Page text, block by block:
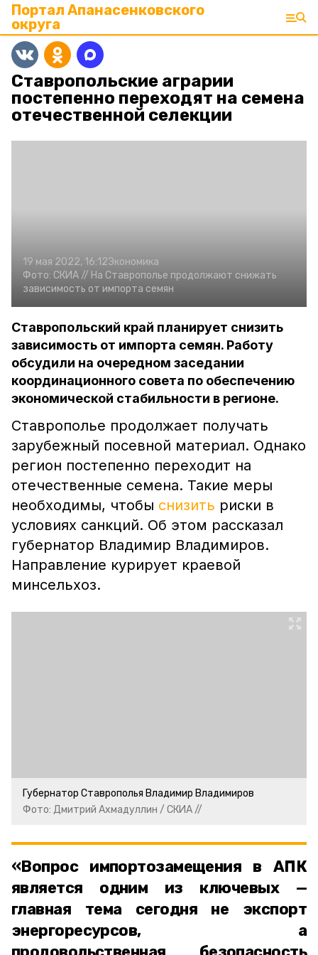
Портал Апанасенковского
округа
Ставропольские аграрии
постепенно переходят на семена
отечественной селекции
19 мая 2022, 16:12Экономика
Фото: СКИА // На Ставрополье продолжают снижать
зависимость от импорта семян
Ставропольский край планирует снизить
зависимость от импорта семян. Работу
обсудили на очередном заседании
координационного совета по обеспечению
экономической стабильности в регионе.
Ставрополье продолжает получать
зарубежный посевной материал. Однако
регион постепенно переходит на
отечественные семена. Такие меры
необходимы, чтобы снизить риски в
условиях санкций. Об этом рассказал
губернатор Владимир Владимиров.
Направление курирует краевой
минсельхоз.
Губернатор Ставрополья Владимир Владимиров
Фото: Дмитрий Ахмадуллин / СКИА //
«Вопрос импортозамещения в АПК
является одним из ключевых —
главная тема сегодня не экспорт
энергоресурсов, а